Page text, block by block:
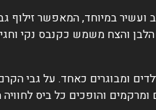
במיוחד, המאפשר זילוף
והצח משמש כקנבס נקי
ומבוגרים כאחד. על גבי
והופכים כל ביס